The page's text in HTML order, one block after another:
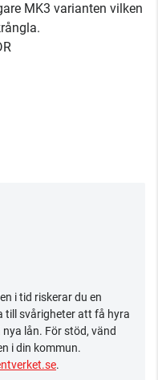
MK3 varianten vilken
i tid riskerar du en
till svårigheter att få hyra
lån. För stöd, vänd
i din kommun.
.